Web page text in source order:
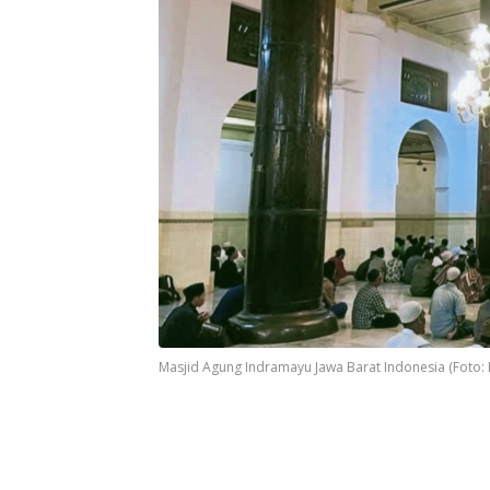
Masjid Agung Indramayu Jawa Barat Indonesia (Foto: